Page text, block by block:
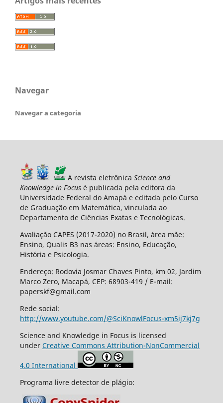
Navegar
Navegar a categoria
A revista eletrônica Science and
Knowledge in Focusé publicada pela editora da
Universidade Federal do Amapá e editada pelo Curso
de Graduação em Matemática, vinculada ao
Departamento de Ciências Exatas e Tecnológicas.
Avaliação CAPES (2017-2020) no Brasil, área mãe:
Ensino, Qualis B3 nas áreas: Ensino, Educação,
História e Psicologia.
Endereço: Rodovia Josmar Chaves Pinto, km 02, Jardim
Marco Zero, Macapá, CEP: 68903-419 / E-mail:
paperskf@gmail.com
Rede social:
http://www.youtube.com/@SciKnowlFocus-xm5ij7kj7g
Science and Knowledge in Focus is licensed
under Creative Commons Attribution-NonCommercial
4.0 International
Programa livre detector de plágio: